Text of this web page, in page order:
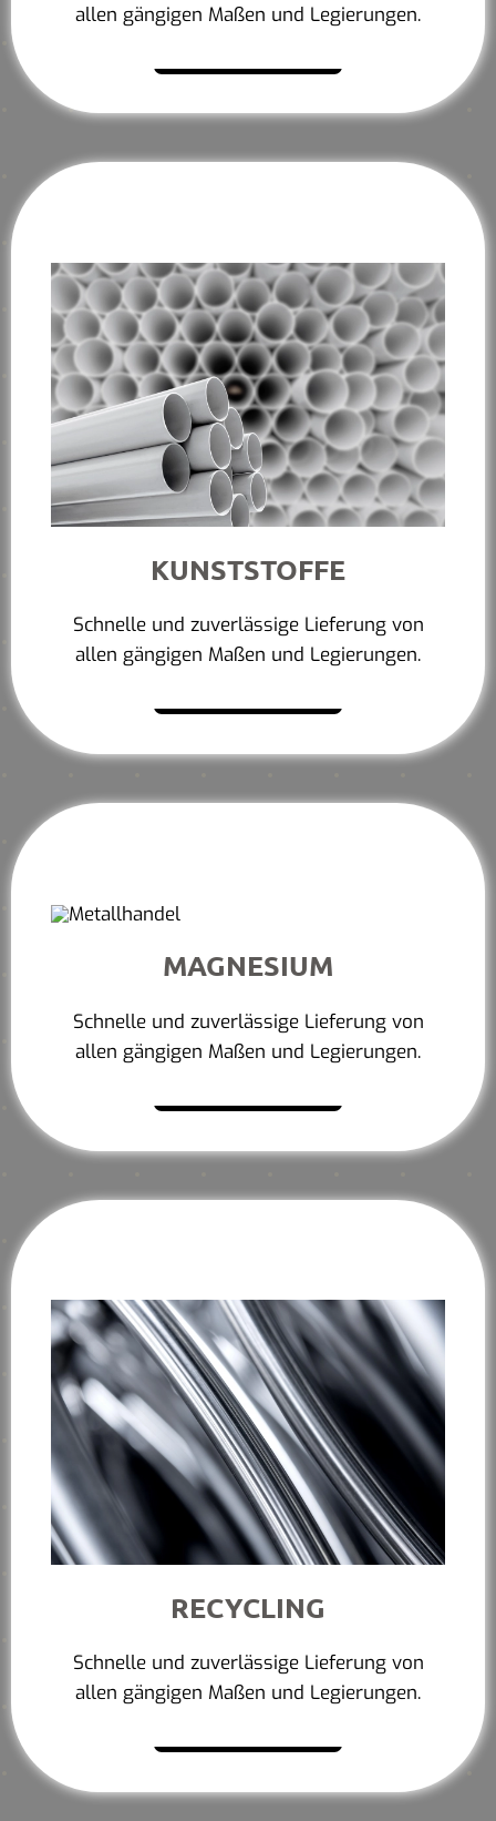
allen gängigen Maßen und Legierungen.
KUNSTSTOFFE
Schnelle und zuverlässige Lieferung von
allen gängigen Maßen und Legierungen.
MAGNESIUM
Schnelle und zuverlässige Lieferung von
allen gängigen Maßen und Legierungen.
RECYCLING
Schnelle und zuverlässige Lieferung von
allen gängigen Maßen und Legierungen.